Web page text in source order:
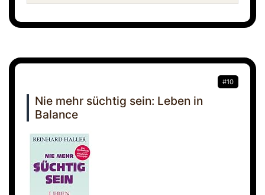
#10
Nie mehr süchtig sein: Leben in
Balance